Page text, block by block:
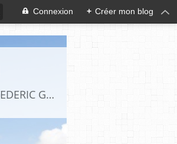
Connexion + Créer mon blog
Art de vivre -Moteur de recherche d’articles parus sur le net et qui me semblent avoir un intérêt ! FREDERIC GENET Architecte d'intérieur